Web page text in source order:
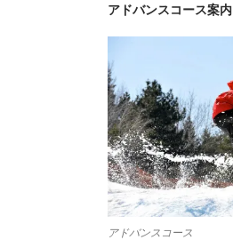
アドバンスコース案内
アドバンスコース